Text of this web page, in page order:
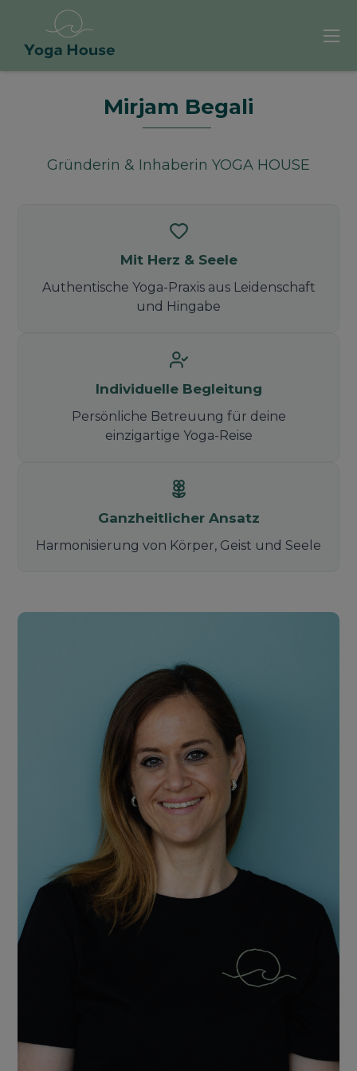
Mirjam Begali
Gründerin & Inhaberin YOGA HOUSE
Mit Herz & Seele
Authentische Yoga-Praxis aus Leidenschaft
und Hingabe
Individuelle Begleitung
Persönliche Betreuung für deine
einzigartige Yoga-Reise
Ganzheitlicher Ansatz
Harmonisierung von Körper, Geist und Seele